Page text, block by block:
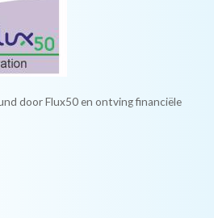
door Flux50 en ontving financiële